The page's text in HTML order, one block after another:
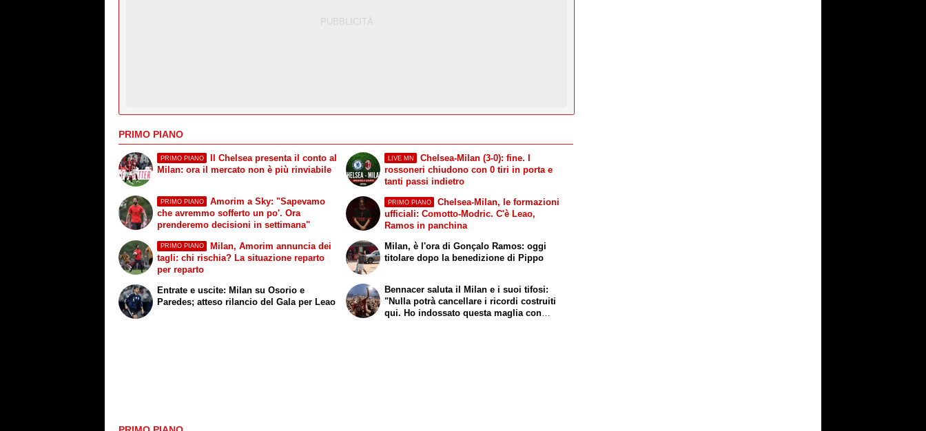
PRIMO PIANO
PRIMO PIANO
Il Chelsea presenta il conto al
Milan: ora il mercato non è più rinviabile
PRIMO PIANO
Amorim a Sky: "Sapevamo
che avremmo sofferto un po'. Ora
prenderemo decisioni in settimana"
LIVE MN
Chelsea-Milan (3-0): fine. I
rossoneri chiudono con 0 tiri in porta e
tanti passi indietro
PRIMO PIANO
Chelsea-Milan, le formazioni
ufficiali: Comotto-Modric. C'è Leao,
Ramos in panchina
PRIMO PIANO
Milan, Amorim annuncia dei
tagli: chi rischia? La situazione reparto
per reparto
Entrate e uscite: Milan su Osorio e
Paredes; atteso rilancio del Gala per Leao
Milan, è l'ora di Gonçalo Ramos: oggi
titolare dopo la benedizione di Pippo
Bennacer saluta il Milan e i suoi tifosi:
"Nulla potrà cancellare i ricordi costruiti
qui. Ho indossato questa maglia con